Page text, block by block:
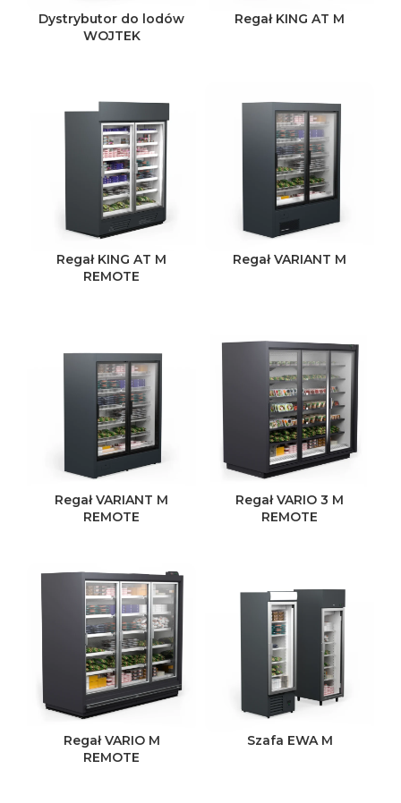
Dystrybutor do lodów
WOJTEK
Regał KING AT M
Regał KING AT M
REMOTE
Regał VARIANT M
Regał VARIANT M
REMOTE
Regał VARIO 3 M
REMOTE
Regał VARIO M
REMOTE
Szafa EWA M